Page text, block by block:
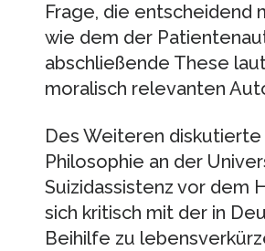
Frage, die entscheidend
wie dem der
abschließende These
moralisch relevanten
Des Weiteren diskutierte
Philosophie an der
Suizidassistenz vor dem
sich kritisch mit der in
Beihilfe zu